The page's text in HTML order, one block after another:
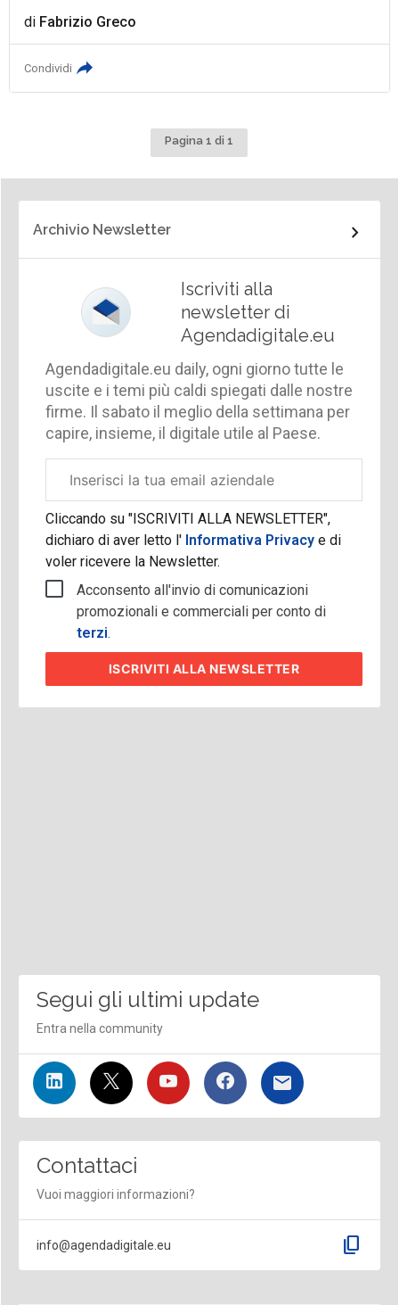
di Fabrizio Greco
Condividi
Pagina 1 di 1
Archivio Newsletter
Iscriviti alla
newsletter di
Agendadigitale.eu
Agendadigitale.eu daily, ogni giorno tutte le
uscite e i temi più caldi spiegati dalle nostre
firme. Il sabato il meglio della settimana per
capire, insieme, il digitale utile al Paese.
aziendale
Cliccando su "ISCRIVITI ALLA NEWSLETTER",
dichiaro di aver letto l'Informativa Privacy e di
voler ricevere la Newsletter.
Acconsento all'invio di comunicazioni
promozionali e commerciali per conto di
terzi.
ISCRIVITI ALLA NEWSLETTER
Segui gli ultimi update
Entra nella community
Contattaci
Vuoi maggiori informazioni?
info@agendadigitale.eu content_copy